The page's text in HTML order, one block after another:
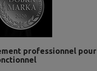
professionnel pour